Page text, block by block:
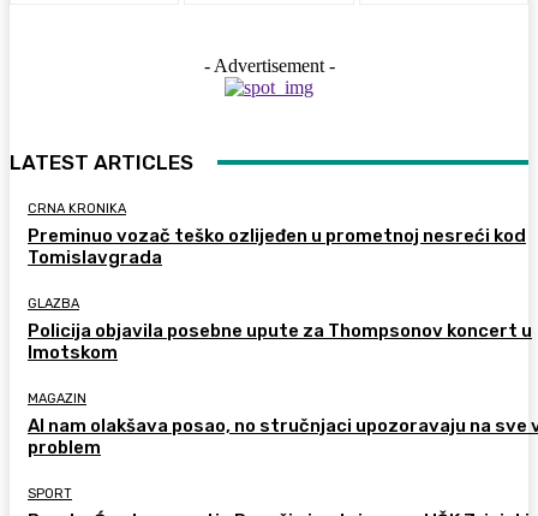
- Advertisement -
LATEST ARTICLES
CRNA KRONIKA
Preminuo vozač teško ozlijeđen u prometnoj nesreći kod
Tomislavgrada
GLAZBA
Policija objavila posebne upute za Thompsonov koncert u
Imotskom
MAGAZIN
AI nam olakšava posao, no stručnjaci upozoravaju na sve
problem
SPORT